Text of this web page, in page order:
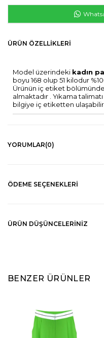
ÜRÜN ÖZELLIKLERI
Model üzerindeki kadın
boyu 168 olup 51 kilodur
Ürünün iç etiket
almaktadır . Yıkama
bilgiye iç etiketten
YORUMLAR(0)
ÖDEME SEÇENEKLERI
ÜRÜN DÜŞÜNCELERINIZ
BENZER ÜRÜNLER